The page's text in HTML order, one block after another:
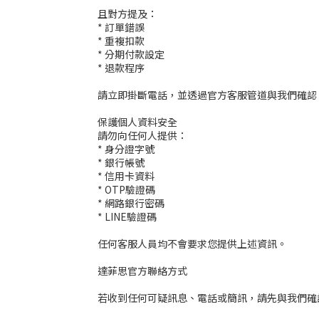
且對方提及：
* 訂單錯誤
* 重複扣款
* 分期付款設定
* 退款程序
請立即掛斷電話，並透過官方客服管道與我們確
保護個人資料安全
請勿向任何人提供：
* 身分證字號
* 銀行帳號
* 信用卡資料
* OTP驗證碼
* 網路銀行密碼
* LINE驗證碼
任何客服人員均不會要求您提供上述資訊。
達菲思官方聯絡方式
若收到任何可疑訊息、電話或簡訊，請先與我們